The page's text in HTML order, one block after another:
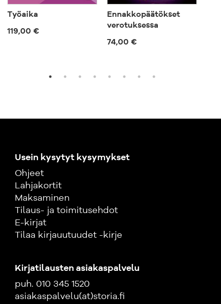
Työaika
119,00 €
Ennakkopäätökset
verotuksessa
74,00 €
Usein kysytyt kysymykset
Ohjeet
Lahjakortit
Maksaminen
Tilaus- ja toimitusehdot
E-kirjat
Tilaa kirjauutuudet -kirje
Kirjatilausten asiakaspalvelu
puh. 010 345 1520
asiakaspalvelu(at)storia.fi